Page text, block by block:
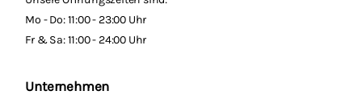
Mo - Do: 11:00 - 23:00 Uhr
Fr & Sa: 11:00 - 24:00 Uhr
Unternehmen